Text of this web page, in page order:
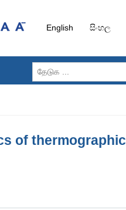
English සිංහල
of thermographic